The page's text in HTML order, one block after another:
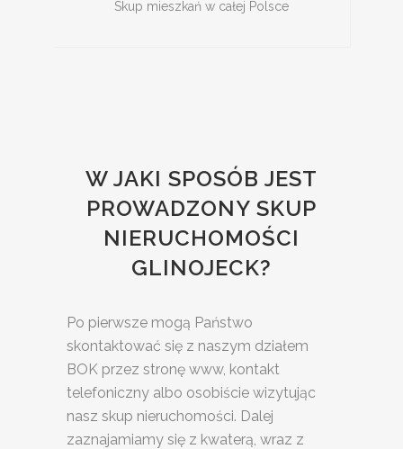
Skup mieszkań w całej Polsce
W JAKI SPOSÓB JEST
PROWADZONY SKUP
NIERUCHOMOŚCI
GLINOJECK?
Po pierwsze mogą Państwo
skontaktować się z naszym działem
BOK przez stronę www, kontakt
telefoniczny albo osobiście wizytując
nasz skup nieruchomości. Dalej
zaznajamiamy się z kwaterą, wraz z